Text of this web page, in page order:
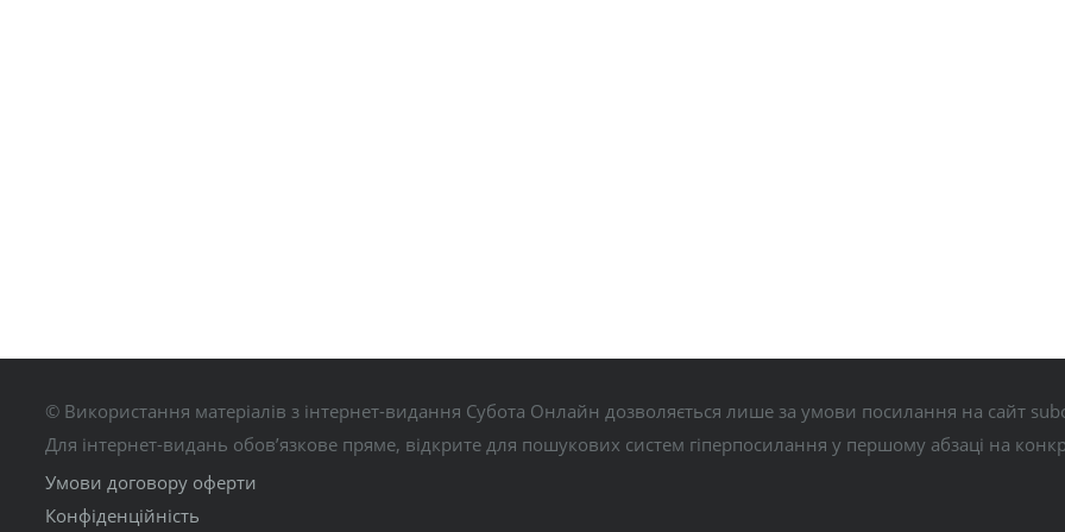
© Використання матеріалів з інтернет-видання Субота Онлайн дозволяється лише за умови посилання на сайт
Для інтернет-видань обов’язкове пряме, відкрите для пошукових систем гіперпосилання у першому абзаці на
Умови договору оферти
Конфіденційність